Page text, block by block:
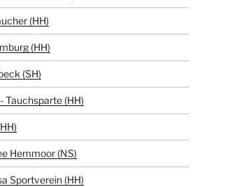
(HH)
(HH)
(SH)
- Tauchsparte (HH)
Hemmoor (NS)
Sportverein (HH)